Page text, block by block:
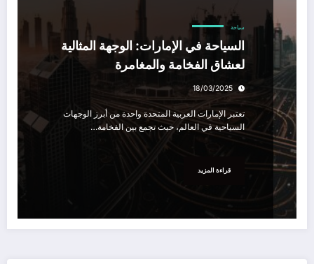
سياحة
السياحة في الإمارات: الوجهة المثالية
لعشاق الفخامة والمغامرة
18/03/2025
تعتبر الإمارات العربية المتحدة واحدة من أبرز الوجهات
السياحية في العالم، حيث تجمع بين الفخامة…
قراءة المزيد